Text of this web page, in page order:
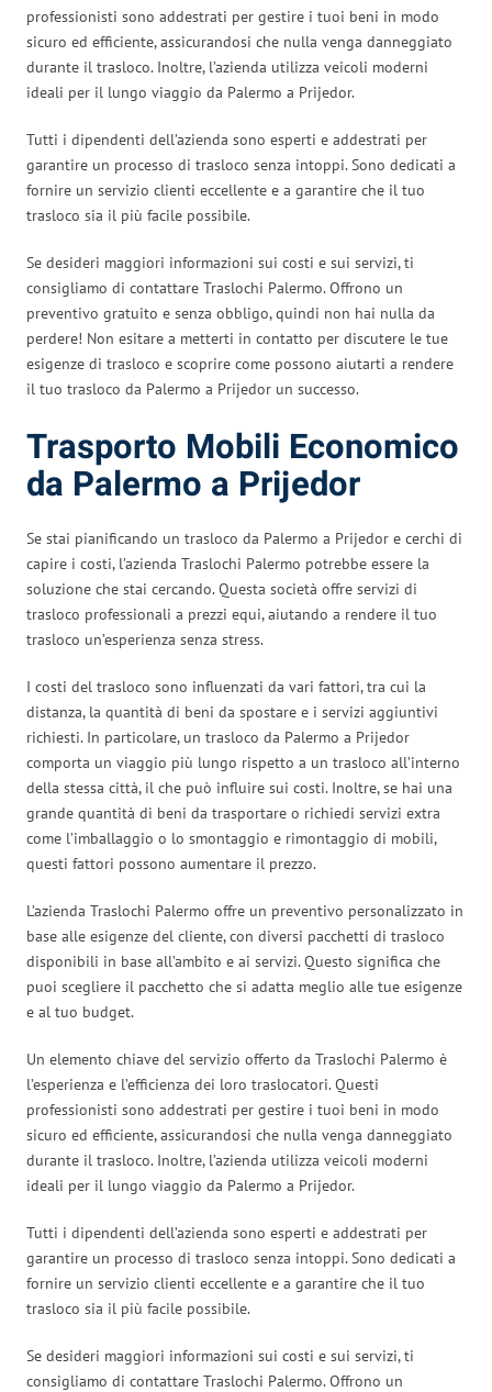
professionisti sono addestrati per gestire i tuoi beni in modo
sicuro ed efficiente, assicurandosi che nulla venga danneggiato
durante il trasloco. Inoltre, l’azienda utilizza veicoli moderni
ideali per il lungo viaggio da Palermo a Prijedor.
Tutti i dipendenti dell’azienda sono esperti e addestrati per
garantire un processo di trasloco senza intoppi. Sono dedicati a
fornire un servizio clienti eccellente e a garantire che il tuo
trasloco sia il più facile possibile.
Se desideri maggiori informazioni sui costi e sui servizi, ti
consigliamo di contattare Traslochi Palermo. Offrono un
preventivo gratuito e senza obbligo, quindi non hai nulla da
perdere! Non esitare a metterti in contatto per discutere le tue
esigenze di trasloco e scoprire come possono aiutarti a rendere
il tuo trasloco da Palermo a Prijedor un successo.
Trasporto Mobili Economico
da Palermo a Prijedor
Se stai pianificando un trasloco da Palermo a Prijedor e cerchi di
capire i costi, l’azienda Traslochi Palermo potrebbe essere la
soluzione che stai cercando. Questa società offre servizi di
trasloco professionali a prezzi equi, aiutando a rendere il tuo
trasloco un’esperienza senza stress.
I costi del trasloco sono influenzati da vari fattori, tra cui la
distanza, la quantità di beni da spostare e i servizi aggiuntivi
richiesti. In particolare, un trasloco da Palermo a Prijedor
comporta un viaggio più lungo rispetto a un trasloco all’interno
della stessa città, il che può influire sui costi. Inoltre, se hai una
grande quantità di beni da trasportare o richiedi servizi extra
come l’imballaggio o lo smontaggio e rimontaggio di mobili,
questi fattori possono aumentare il prezzo.
L’azienda Traslochi Palermo offre un preventivo personalizzato in
base alle esigenze del cliente, con diversi pacchetti di trasloco
disponibili in base all’ambito e ai servizi. Questo significa che
puoi scegliere il pacchetto che si adatta meglio alle tue esigenze
e al tuo budget.
Un elemento chiave del servizio offerto da Traslochi Palermo è
l’esperienza e l’efficienza dei loro traslocatori. Questi
professionisti sono addestrati per gestire i tuoi beni in modo
sicuro ed efficiente, assicurandosi che nulla venga danneggiato
durante il trasloco. Inoltre, l’azienda utilizza veicoli moderni
ideali per il lungo viaggio da Palermo a Prijedor.
Tutti i dipendenti dell’azienda sono esperti e addestrati per
garantire un processo di trasloco senza intoppi. Sono dedicati a
fornire un servizio clienti eccellente e a garantire che il tuo
trasloco sia il più facile possibile.
Se desideri maggiori informazioni sui costi e sui servizi, ti
consigliamo di contattare Traslochi Palermo. Offrono un